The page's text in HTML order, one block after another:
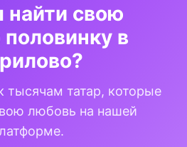
найти свою
в
тысячам татар, которые
любовь на нашей